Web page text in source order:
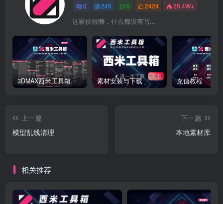
0 245 0 2424 25.4W+
这家伙很懒，什么都没有写...
3DMAX西米工具箱下载 素材安装与下载 充值教程
上一篇
模型乱线清理
下一篇
本地素材库
相关推荐